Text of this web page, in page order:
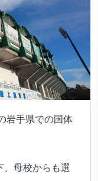
岩手県での国体
、母校からも選